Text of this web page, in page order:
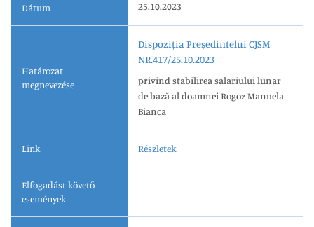
Dátum 25.10.2023
Határozat
megnevezése
Dispoziția Președintelui CJSM
NR.417/25.10.2023
privind stabilirea salariului lunar
de bază al doamnei Rogoz Manuela
Bianca
Link Részletek
Elfogadást követő
események